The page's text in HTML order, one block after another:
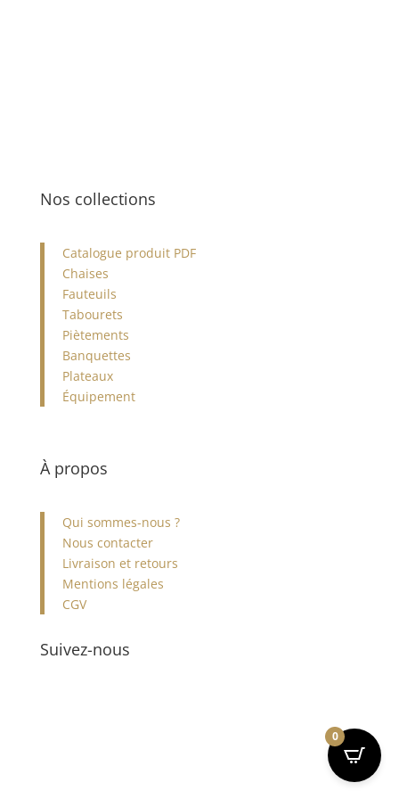
Nos collections
Catalogue produit PDF
Chaises
Fauteuils
Tabourets
Piètements
Banquettes
Plateaux
Équipement
À propos
Qui sommes-nous ?
Nous contacter
Livraison et retours
Mentions légales
CGV
Suivez-nous
0